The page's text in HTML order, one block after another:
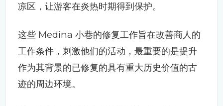
凉区，让游客在炎热时期得到保护。
这些 Medina 小巷的修复工作旨在改善商人的
工作条件，刺激他们的活动，最重要的是提升
作为其背景的已修复的具有重大历史价值的古
迹的周边环境。